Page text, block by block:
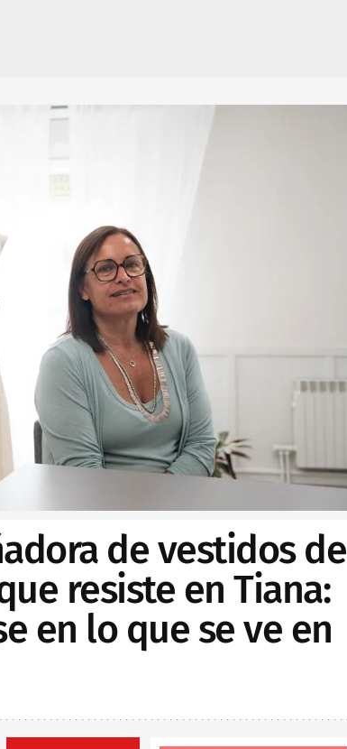
de vestidos de
resiste en Tiana:
en lo que se ve en